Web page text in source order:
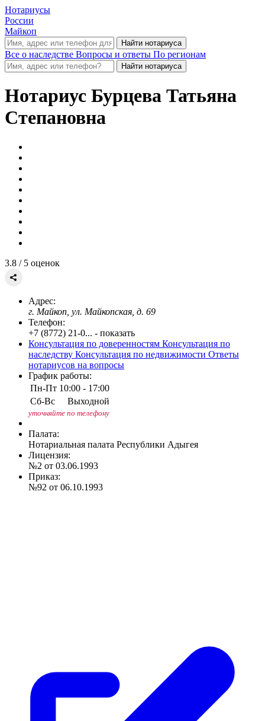
Нотариусы
России
Майкоп
Все о наследстве Вопросы и ответы По регионам
Нотариус Бурцева Татьяна
Степановна
3.8 / 5 оценок
Адрес:
г. Майкоп, ул. Майкопская, д. 69
Телефон:
+7 (8772) 21-0... - показать
Консультация по доверенностям Консультация по
наследству Консультация по недвижимости Ответы
нотариусов на вопросы
График работы:
Пн-Пт 10:00 - 17:00
Сб-Вс
Выходной
уточняйте по телефону
Палата:
Нотариальная палата Республики Адыгея
Лицензия:
№2 от 03.06.1993
Приказ:
№92 от 06.10.1993